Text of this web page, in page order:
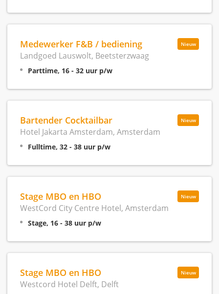
Nieuw
Medewerker F&B / bediening
Landgoed Lauswolt, Beetsterzwaag
Parttime, 16 - 32 uur p/w
Nieuw
Bartender Cocktailbar
Hotel Jakarta Amsterdam, Amsterdam
Fulltime, 32 - 38 uur p/w
Nieuw
Stage MBO en HBO
WestCord City Centre Hotel, Amsterdam
Stage, 16 - 38 uur p/w
Nieuw
Stage MBO en HBO
Westcord Hotel Delft, Delft